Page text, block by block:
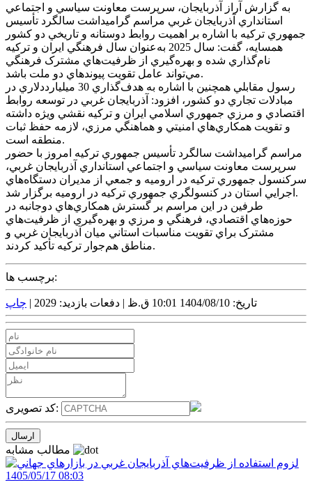
به گزارش آراز آذربايجان، سرپرست معاونت سياسي و اجتماعي
استانداري آذربايجان غربي مراسم گراميداشت سالگرد تأسيس
جمهوري ترکيه با اشاره بر اهميت روابط دوستانه و تاريخي دو کشور
همسايه، گفت: سال 2025 به‌عنوان سال فرهنگي ايران و ترکيه
نام‌گذاري شده و بهره‌گيري از ظرفيت‌هاي مشترک فرهنگي
مي‌تواند عامل تقويت پيوندهاي دو ملت باشد.
رسول مقابلي همچنين با اشاره به هدف‌گذاري 30 ميليارددلاري در
مبادلات تجاري دو کشور، افزود: آذربايجان غربي در توسعه روابط
اقتصادي و مرزي جمهوري اسلامي ايران و ترکيه نقشي ويژه داشته
و تقويت همکاري‌هاي امنيتي و هماهنگي مرزي، لازمه حفظ ثبات
منطقه است.
مراسم گراميداشت سالگرد تأسيس جمهوري ترکيه امروز با حضور
سرپرست معاونت سياسي و اجتماعي استانداري آذربايجان غربي،
سرکنسول جمهوري ترکيه در اروميه و جمعي از مديران دستگاه‌هاي
اجرايي استان در کنسولگري جمهوري ترکيه در اروميه برگزار شد.
طرفين در اين مراسم بر گسترش همکاري‌هاي دوجانبه در
حوزه‌هاي اقتصادي، فرهنگي و مرزي و بهره‌گيري از ظرفيت‌هاي
مشترک براي تقويت مناسبات استاني ميان آذربايجان غربي و
مناطق هم‌جوار ترکيه تأکيد کردند.
برچسب ها:
تاریخ: 1404/08/10 10:01 ق.ظ | دفعات بازدید: 2029 | چاپ
کد تصویری:
1405/05/17 08:03